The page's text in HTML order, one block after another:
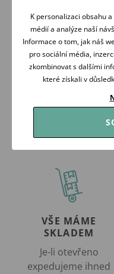
PINOKIO Čepička
KRÉMOVÁ
139 Kč
Skladem
Koupit
VŠE MÁME
SKLADEM
Je-li otevřeno
expedujeme ihned
K personalizaci obsahu
médií a analýze naší
Informace o tom, jak náš
pro sociální média,
zkombinovat s dalšími
které získali v